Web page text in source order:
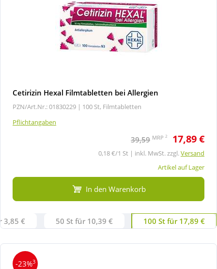
Cetirizin Hexal Filmtabletten bei Allergien
PZN/Art.Nr.: 01830229 | 100 St, Filmtabletten
Pflichtangaben
39,59 MRP 2 17,89 €
0,18 €/1 St | inkl. MwSt. zzgl.Versand
Artikel auf Lager
In den Warenkorb
3,85 € 50 St für 10,39 € 100 St für 17,89 €
-23%3